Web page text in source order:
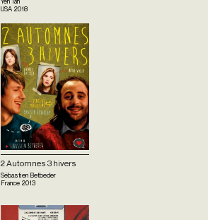
USA 2018
2 Automnes 3 hivers
Sébastien Betbeder
France 2013